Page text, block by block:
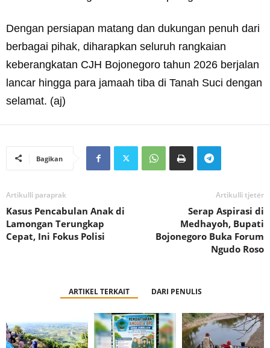
Dengan persiapan matang dan dukungan penuh dari
berbagai pihak, diharapkan seluruh rangkaian
keberangkatan CJH Bojonegoro tahun 2026 berjalan
lancar hingga para jamaah tiba di Tanah Suci dengan
selamat. (aj)
Bagikan
Artikulli paraprak
Kasus Pencabulan Anak di
Lamongan Terungkap
Cepat, Ini Fokus Polisi
Artikulli tjetër
Serap Aspirasi di
Medhayoh, Bupati
Bojonegoro Buka Forum
Ngudo Roso
ARTIKEL TERKAIT DARI PENULIS